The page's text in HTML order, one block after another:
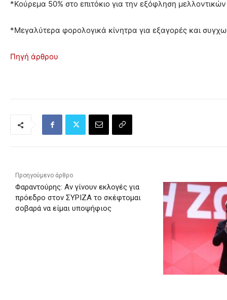
*Κούρεμα 50% στο επιτόκιο για την εξόφληση
*Μεγαλύτερα φορολογικά κίνητρα για εξαγορές και
Πηγή άρθρου
Προηγούμενο άρθρο
Φαραντούρης: Αν γίνουν εκλογές για
πρόεδρο στον ΣΥΡΙΖΑ το σκέφτομαι
σοβαρά να είμαι υποψήφιος